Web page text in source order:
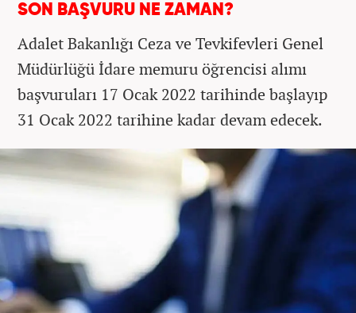
SON BAŞVURU NE ZAMAN?
Adalet Bakanlığı Ceza ve Tevkifevleri Genel
Müdürlüğü İdare memuru öğrencisi alımı
başvuruları 17 Ocak 2022 tarihinde başlayıp
31 Ocak 2022 tarihine kadar devam edecek.